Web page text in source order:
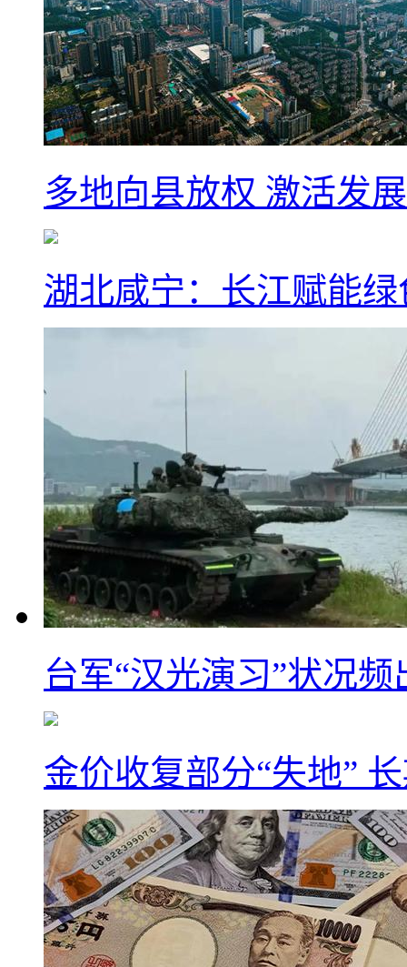
多地向县放权 激活发
湖北咸宁：长江赋能
台军“汉光演习”状况
金价收复部分“失地”